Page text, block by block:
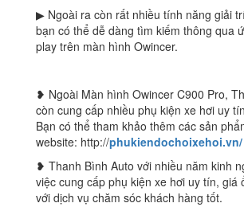
▶ Ngoài ra còn rất nhiều tính năng giải
bạn có thể dễ dàng tìm kiếm thông qua
play trên màn hình Owincer.
❥ Ngoài Màn hình Owincer C900 Pro,
còn cung cấp nhiều phụ kiện xe hơi uy
Bạn có thể tham khảo thêm các sản
website: http://phukiendochoixehoi.vn/
❥ Thanh Bình Auto với nhiều năm kinh
việc cung cấp phụ kiện xe hơi uy tín, giá
với dịch vụ chăm sóc khách hàng tốt.